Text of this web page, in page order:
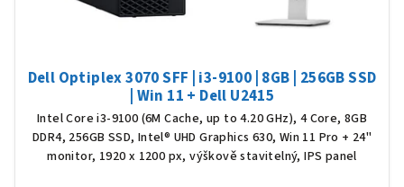
Dell Optiplex 3070 SFF | i3-9100 | 8GB | 256GB SSD
| Win 11 + Dell U2415
Intel Core i3-9100 (6M Cache, up to 4.20 GHz), 4 Core, 8GB
DDR4, 256GB SSD, Intel® UHD Graphics 630, Win 11 Pro + 24"
monitor, 1920 x 1200 px, výškově stavitelný, IPS panel